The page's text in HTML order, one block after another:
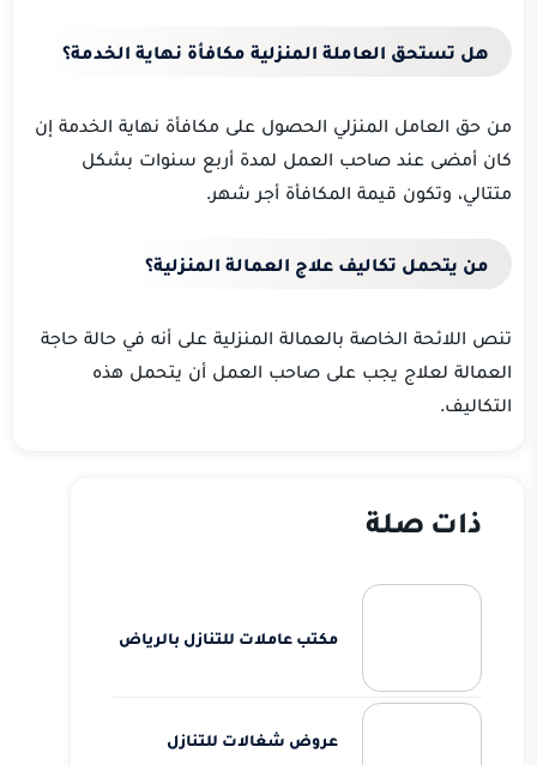
هل تستحق العاملة المنزلية مكافأة نهاية الخدمة؟
من حق العامل المنزلي الحصول على مكافأة نهاية الخدمة إن
كان أمضى عند صاحب العمل لمدة أربع سنوات بشكل
متتالي، وتكون قيمة المكافأة أجر شهر.
من يتحمل تكاليف علاج العمالة المنزلية؟
تنص اللائحة الخاصة بالعمالة المنزلية على أنه في حالة حاجة
العمالة لعلاج يجب على صاحب العمل أن يتحمل هذه
التكاليف.
ذات صلة
مكتب عاملات للتنازل بالرياض
عروض شغالات للتنازل